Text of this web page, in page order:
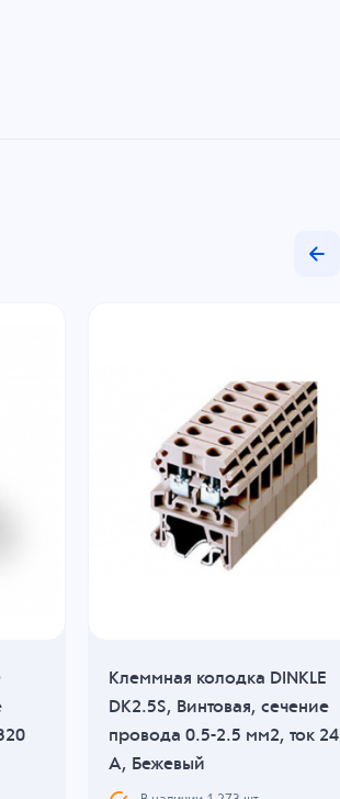
Клеммная колодка DINKLE
DK2.5S, Винтовая, сечение
провода 0.5-2.5 мм2, ток 24
A, Бежевый